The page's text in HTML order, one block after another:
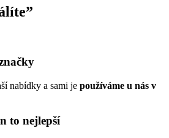
”
nabídky a sami je používáme u nás v
to nejlepší